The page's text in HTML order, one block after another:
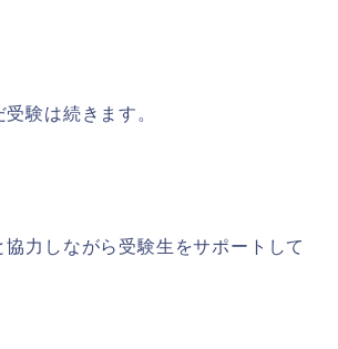
験は続きます。
協力しながら受験生をサポートして